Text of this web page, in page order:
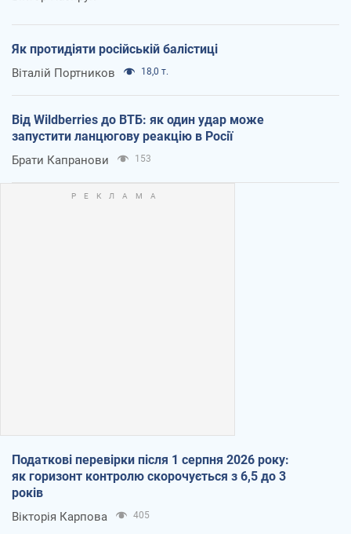
Як протидіяти російській балістиці
Віталій Портников 18,0 т.
Від Wildberries до ВТБ: як один удар може
запустити ланцюгову реакцію в Росії
Брати Капранови 153
Податкові перевірки після 1 серпня 2026 року:
як горизонт контролю скорочується з 6,5 до 3
років
Вікторія Карпова 405